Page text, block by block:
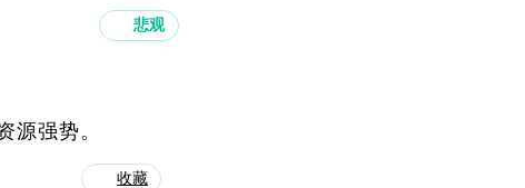
悲观
源强势。
收藏